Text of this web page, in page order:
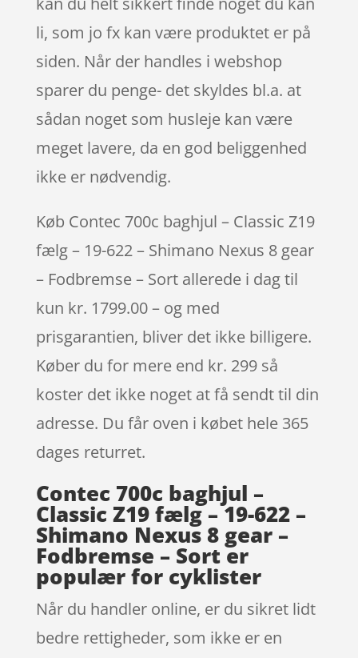
li, som jo fx kan være produktet er på
siden. Når der handles i webshop
sparer du penge- det skyldes bl.a. at
sådan noget som husleje kan være
meget lavere, da en god beliggenhed
ikke er nødvendig.
Køb Contec 700c baghjul – Classic Z19
fælg – 19-622 – Shimano Nexus 8 gear
– Fodbremse – Sort allerede i dag til
kun kr. 1799.00 – og med
prisgarantien, bliver det ikke billigere.
Køber du for mere end kr. 299 så
koster det ikke noget at få sendt til din
adresse. Du får oven i købet hele 365
dages returret.
Contec 700c baghjul –
Classic Z19 fælg – 19-622 –
Shimano Nexus 8 gear –
Fodbremse – Sort er
populær for cyklister
Når du handler online, er du sikret lidt
bedre rettigheder, som ikke er en